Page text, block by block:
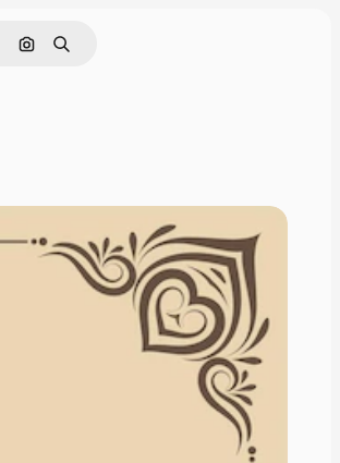
Cerca per immagine
Ricerca